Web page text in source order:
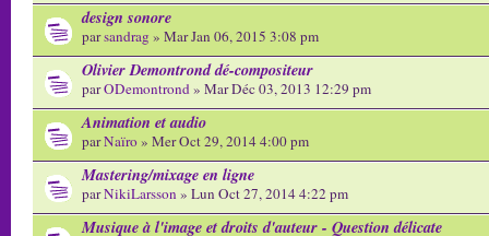
design sonore
parsandrag » Mar Jan 06, 2015 3:08 pm
Olivier Demontrond dé-compositeur
parODemontrond» Mar Déc 03, 2013 12:29 pm
Animation et audio
parNaïro» Mer Oct 29, 2014 4:00 pm
Mastering/mixage en ligne
parNikiLarsson » Lun Oct 27, 2014 4:22 pm
Musique à l'image et droits d'auteur - Question délicate